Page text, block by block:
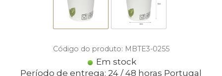
Código do produto: MBTE3-0255
Em stock
Período de entrega: 24 / 48 horas Portugal